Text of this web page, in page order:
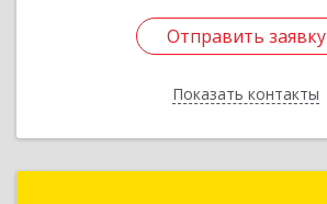
Отправить заявку
Показать контакты
Отправить заявку
Назад